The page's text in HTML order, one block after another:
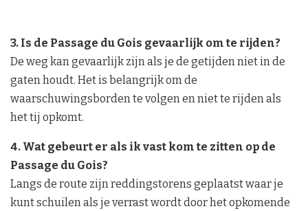
3. Is de Passage du Gois gevaarlijk om te rijden?
De weg kan gevaarlijk zijn als je de getijden niet in de
gaten houdt. Het is belangrijk om de
waarschuwingsborden te volgen en niet te rijden als
het tij opkomt.
4. Wat gebeurt er als ik vast kom te zitten op de
Passage du Gois?
Langs de route zijn reddingstorens geplaatst waar je
kunt schuilen als je verrast wordt door het opkomende